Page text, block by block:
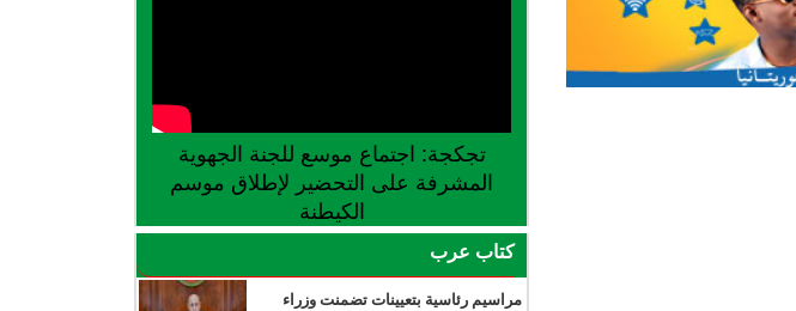
تجكجة: اجتماع موسع للجنة الجهوية
المشرفة على التحضير لإطلاق موسم
الكيطنة
كتاب عرب
مراسيم رئاسية بتعيينات تضمنت وزراء